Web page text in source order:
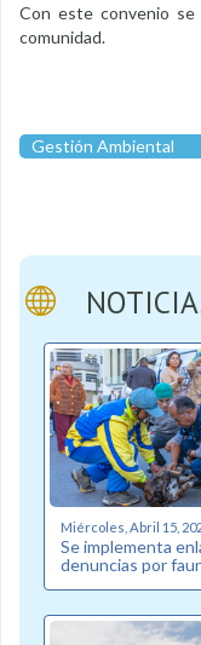
Con este convenio
comunidad.
Gestión Ambiental
Miércoles, Abril 15,
Se implementa
denuncias por